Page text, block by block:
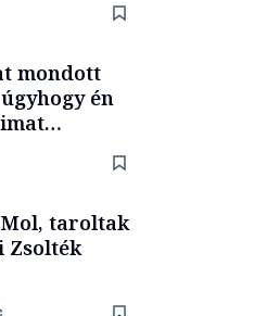
mondott
én
taroltak
Zsolték